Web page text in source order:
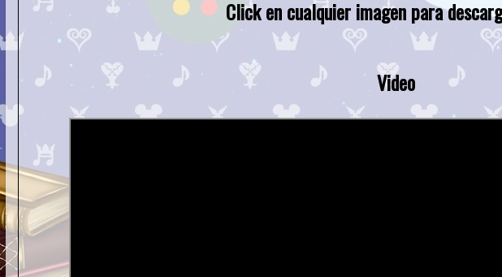
Click en cualquier imagen para
Video